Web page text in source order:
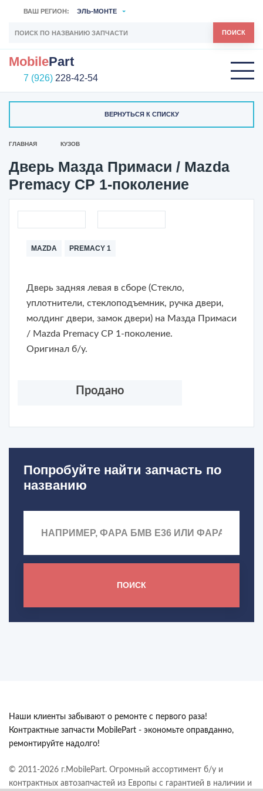
ВАШ РЕГИОН: ЭЛЬ-МОНТЕ
ПОИСК
MobilePart
7 (926) 228-42-54
ВЕРНУТЬСЯ К СПИСКУ
ГЛАВНАЯ КУЗОВ
Дверь Мазда Примаси / Mazda
Premacy CP 1-поколение
MAZDA PREMACY 1
Дверь задняя левая в сборе (Стекло,
уплотнители, стеклоподъемник, ручка двери,
молдинг двери, замок двери) на Мазда Примаси
/ Mazda Premacy CP 1-поколение.
Оригинал б/у.
Продано
Попробуйте найти запчасть по
названию
ПОИСК
Наши клиенты забывают о ремонте с первого раза!
Контрактные запчасти MobilePart - экономьте оправданно,
ремонтируйте надолго!
© 2011-2026 г.MobilePart. Огромный ассортимент б/у и
контрактных автозапчастей из Европы с гарантией в наличии и